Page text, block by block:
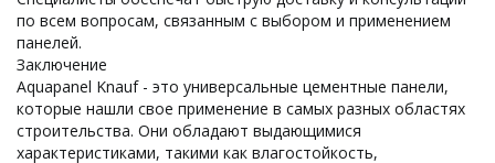
по всем вопросам, связанным с выбором и применением
панелей.
Заключение
Aquapanel Knauf - это универсальные цементные панели,
которые нашли свое применение в самых разных областях
строительства. Они обладают выдающимися
характеристиками, такими как влагостойкость,